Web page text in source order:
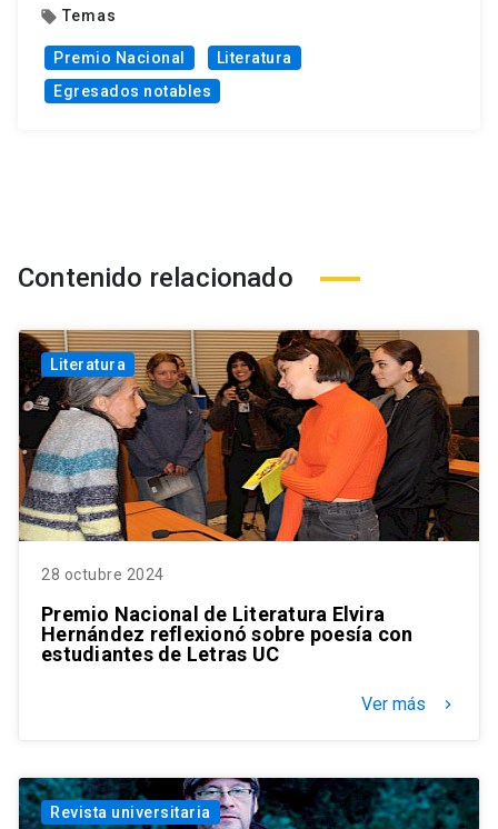
local_offer Temas
Premio Nacional
Literatura
Egresados notables
Contenido relacionado
Literatura
28 octubre 2024
Premio Nacional de Literatura Elvira
Hernández reflexionó sobre poesía con
estudiantes de Letras UC
Ver más keyboard_arrow_right
Revista universitaria